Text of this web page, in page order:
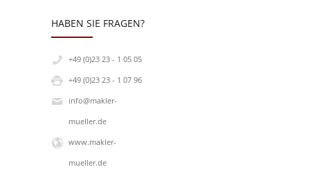
HABEN SIE FRAGEN?
+49 (0)23 23 - 1 05 05
+49 (0)23 23 - 1 07 96
info@makler-
mueller.de
www.makler-
mueller.de